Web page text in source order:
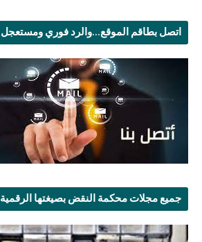
اتصل بطاقم الموقع...والرد فوري ومستعجل
جميع مجلات محكمة النقض بصيغتها الرقمية